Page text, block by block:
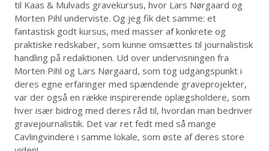
til Kaas & Mulvads gravekursus, hvor Lars Nørgaard og
Morten Pihl underviste. Og jeg fik det samme: et
fantastisk godt kursus, med masser af konkrete og
praktiske redskaber, som kunne omsættes til journalistisk
handling på redaktionen. Ud over undervisningen fra
Morten Pihl og Lars Nørgaard, som tog udgangspunkt i
deres egne erfaringer med spændende graveprojekter,
var der også en række inspirerende oplægsholdere, som
hver især bidrog med deres råd til, hvordan man bedriver
gravejournalistik. Det var ret fedt med så mange
Cavlingvindere i samme lokale, som øste af deres store